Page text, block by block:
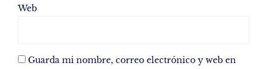
Web
Guarda mi nombre, correo electrónico y web en